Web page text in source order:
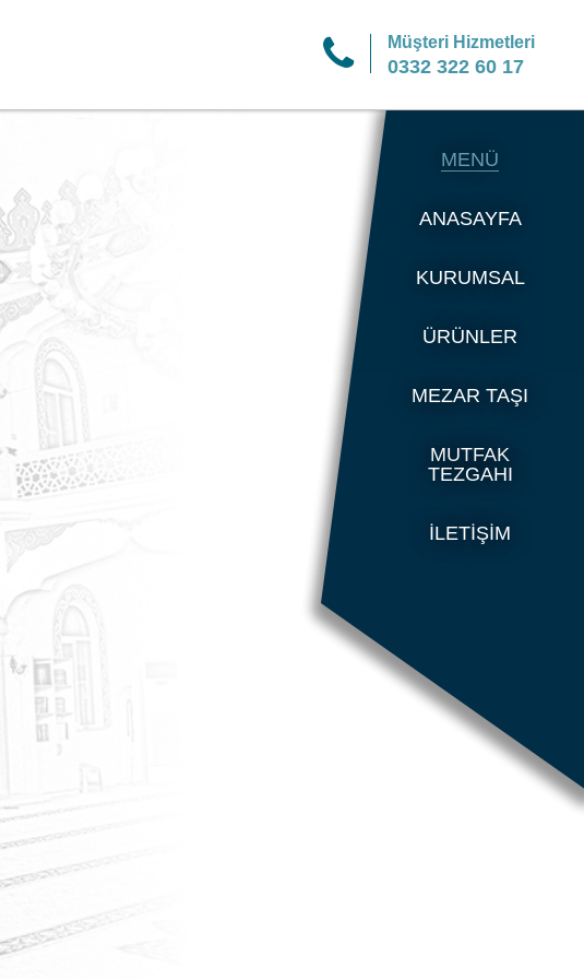
Müşteri Hizmetleri
0332 322 60 17
MENÜ
ANASAYFA
KURUMSAL
ÜRÜNLER
MEZAR TAŞI
MUTFAK
TEZGAHI
İLETIŞIM